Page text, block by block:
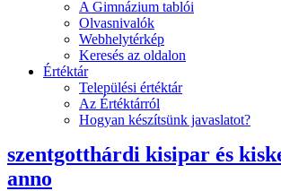
A Gimnázium tablói
Olvasnivalók
Webhelytérkép
Keresés az oldalon
Értéktár
Települési értéktár
Az Értéktárról
Hogyan készítsünk javaslatot?
szentgotthárdi kisipar és
anno